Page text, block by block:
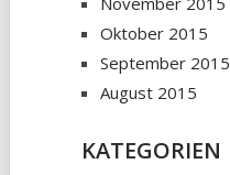
Oktober 2015
September 2015
August 2015
KATEGORIEN